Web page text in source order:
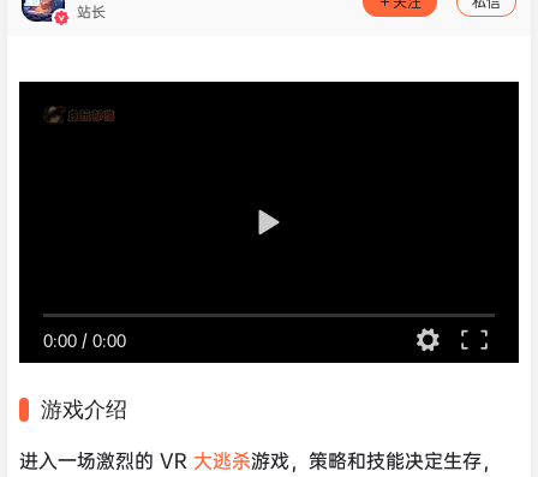
站长
0:00 / 0:00
游戏介绍
进入一场激烈的 VR 大逃杀游戏，策略和技能决定生存，